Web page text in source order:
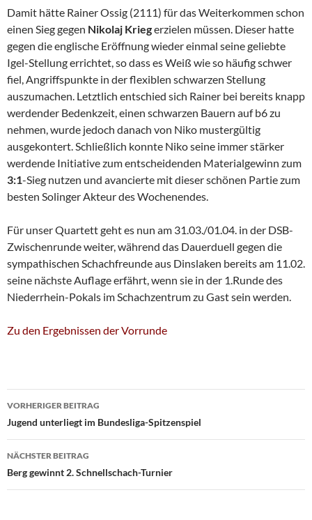
Damit hätte Rainer Ossig (2111) für das Weiterkommen schon
einen Sieg gegen Nikolaj Kriegerzielen müssen. Dieser hatte
gegen die englische Eröffnung wieder einmal seine geliebte
Igel-Stellung errichtet, so dass es Weiß wie so häufig schwer
fiel, Angriffspunkte in der flexiblen schwarzen Stellung
auszumachen. Letztlich entschied sich Rainer bei bereits knapp
werdender Bedenkzeit, einen schwarzen Bauern auf b6 zu
nehmen, wurde jedoch danach von Niko mustergültig
ausgekontert. Schließlich konnte Niko seine immer stärker
werdende Initiative zum entscheidenden Materialgewinn zum
3:1-Sieg nutzen und avancierte mit dieser schönen Partie zum
besten Solinger Akteur des Wochenendes.
Für unser Quartett geht es nun am 31.03./01.04. in der DSB-
Zwischenrunde weiter, während das Dauerduell gegen die
sympathischen Schachfreunde aus Dinslaken bereits am 11.02.
seine nächste Auflage erfährt, wenn sie in der 1.Runde des
Niederrhein-Pokals im Schachzentrum zu Gast sein werden.
Zu den Ergebnissen der Vorrunde
Beitragsnavigation
VORHERIGER BEITRAG
Jugend unterliegt im Bundesliga-Spitzenspiel
NÄCHSTER BEITRAG
Berg gewinnt 2. Schnellschach-Turnier